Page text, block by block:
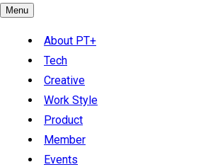
Menu
About PT+
Tech
Creative
Work Style
Product
Member
Events